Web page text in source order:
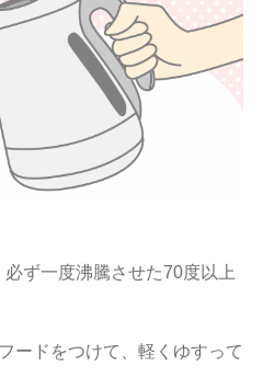
ず一度沸騰させた70度以上
ードをつけて、軽くゆすって